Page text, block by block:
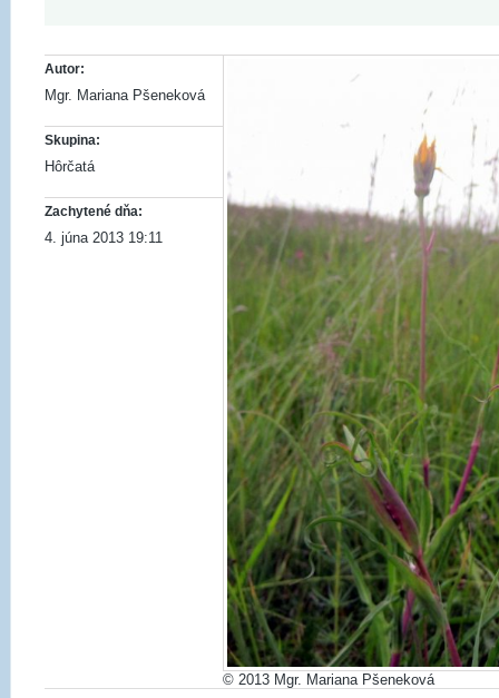
Autor:
Mgr. Mariana Pšeneková
Skupina:
Hôrčatá
Zachytené dňa:
4. júna 2013 19:11
© 2013 Mgr. Mariana Pšeneková